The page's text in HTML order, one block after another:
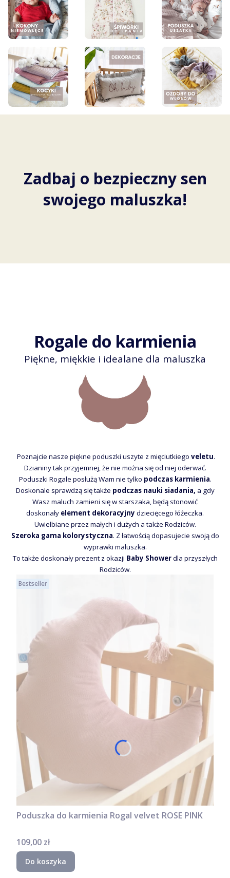
Zadbaj o bezpieczny sen
swojego maluszka!
Rogale do karmienia
Piękne, miękkie i idealane dla maluszka
Poznajcie nasze piękne poduszki uszyte z mięciutkiego veletu.
Dzianiny tak przyjemnej, że nie można się od niej oderwać.
Poduszki Rogale posłużą Wam nie tylko podczas karmienia.
Doskonale sprawdzą się także podczas nauki siadania, a gdy
Wasz maluch zamieni się w starszaka, będą stonowić
doskonały element dekoracyjny dziecięcego łóżeczka.
Uwielbiane przez małych i dużych a także Rodziców.
Szeroka gama kolorystyczna. Z łatwością dopasujecie swoją do
wyprawki maluszka.
To także doskonały prezent z okazji Baby Showerdla przyszłych
Rodziców.
Bestseller
Poduszka do karmienia Rogal velvet ROSE PINK
Cena
109,00 zł
Do koszyka